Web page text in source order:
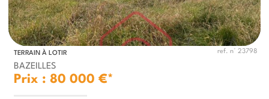
TERRAIN À LOTIR ref. n° 23798
BAZEILLES
Prix : 80 000 €*